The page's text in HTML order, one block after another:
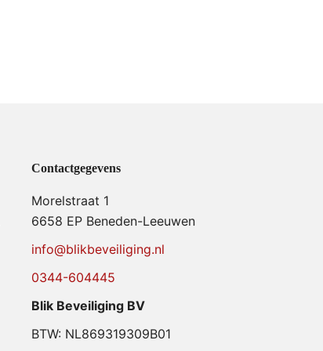
Contactgegevens
Morelstraat 1
6658 EP Beneden-Leeuwen
info@blikbeveiliging.nl
0344-604445
Blik Beveiliging BV
BTW: NL869319309B01